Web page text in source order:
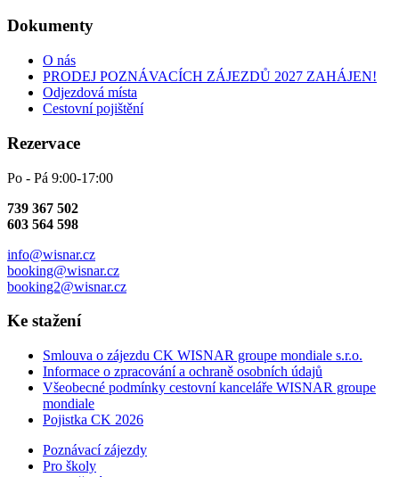
Dokumenty
O nás
PRODEJ POZNÁVACÍCH ZÁJEZDŮ 2027 ZAHÁJEN!
Odjezdová místa
Cestovní pojištění
Rezervace
Po - Pá 9:00-17:00
739 367 502
603 564 598
info@wisnar.cz
booking@wisnar.cz
booking2@wisnar.cz
Ke stažení
Smlouva o zájezdu CK WISNAR groupe mondiale s.r.o.
Informace o zpracování a ochraně osobních údajů
Všeobecné podmínky cestovní kanceláře WISNAR groupe
mondiale
Pojistka CK 2026
Poznávací zájezdy
Pro školy